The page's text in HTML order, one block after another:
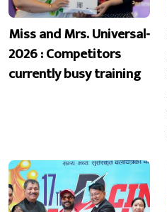
Miss and Mrs. Universal-
2026 : Competitors
currently busy training